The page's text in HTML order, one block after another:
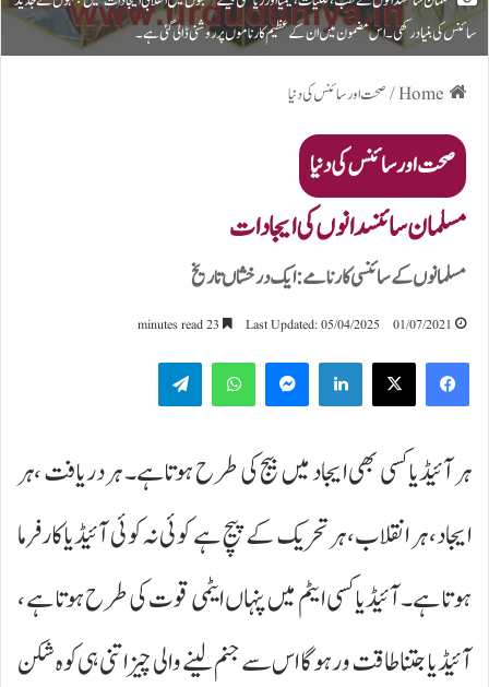
سائنس کی بنیاد رکھی۔ اس مضمون میں ان کے عظیم کارناموں پر روشنی ڈالی گئی ہے۔
/صحت اور سائنس کی دنیا
صحت اور سائنس کی دنیا
مسلمان سائنسدانوں کی ایجادات
مسلمانوں کے سائنسی کارنامے: ایک درخشاں تاریخ
01/07/2021
Last Updated: 05/04/2025
LinkedIn
WhatsApp
ہر آئیڈیا کسی بھی ایجاد میں بیج کی طرح ہوتا ہے۔ ہر دریافت ،ہر
ایجاد، ہر انقلاب، ہر تحریک کے پیچ ہے کوئی نہ کوئی آئیڈیا کارفرما
ہو تا ہے۔ آئیڈیا کسی ایٹم میں پنہاں ایٹمی قوت کی طرح ہوتا ہے ،
آئیڈیا جتنا طاقت ور ہو گا اس سے جنم لینے والی چیز اتنی ہی کوہ شکن